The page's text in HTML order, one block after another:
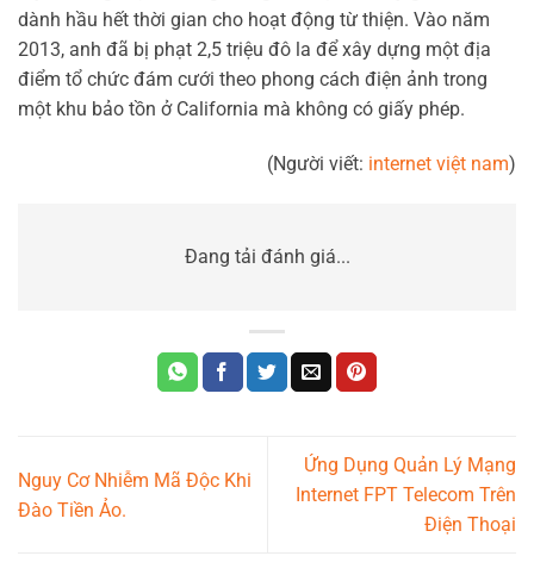
dành hầu hết thời gian cho hoạt động từ thiện. Vào năm
2013, anh đã bị phạt 2,5 triệu đô la để xây dựng một địa
điểm tổ chức đám cưới theo phong cách điện ảnh trong
một khu bảo tồn ở California mà không có giấy phép.
(Người viết: internet việt nam)
Đang tải đánh giá...
Nguy Cơ Nhiễm Mã Độc Khi
Đào Tiền Ảo.
Ứng Dụng Quản Lý Mạng
Internet FPT Telecom Trên
Điện Thoại